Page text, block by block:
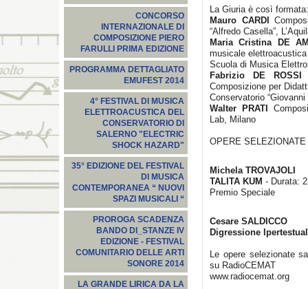
CONCORSO
INTERNAZIONALE DI
COMPOSIZIONE PIERO
FARULLI PRIMA EDIZIONE
PROGRAMMA DETTAGLIATO
EMUFEST 2014
4° FESTIVAL DI MUSICA
ELETTROACUSTICA DEL
CONSERVATORIO DI
SALERNO "ELECTRIC
SHOCK HAZARD"
35° EDIZIONE DEL FESTIVAL
DI MUSICA
CONTEMPORANEA “ NUOVI
SPAZI MUSICALI “
PROROGA SCADENZA
BANDO DI_STANZE IV
EDIZIONE - FESTIVAL
COMUNITARIO DELLE ARTI
SONORE 2014
LA GRANDE LIRICA DA LA
La Giuria è così formata:
Mauro CARDI
“Alfredo Casella”,
Maria Cristina DE
musicale elettroacustica
Scuola di Musica
Fabrizio DE
Composizione per
Conservatorio
Walter PRATI
Lab, Milano
OPERE SELEZIONATE
Michela TROVAJOLI
TALITA KUM - Durata:
Premio Speciale
Cesare SALDICCO
Digressione
Le opere selezionate
su RadioCEMAT
www.radiocemat.org